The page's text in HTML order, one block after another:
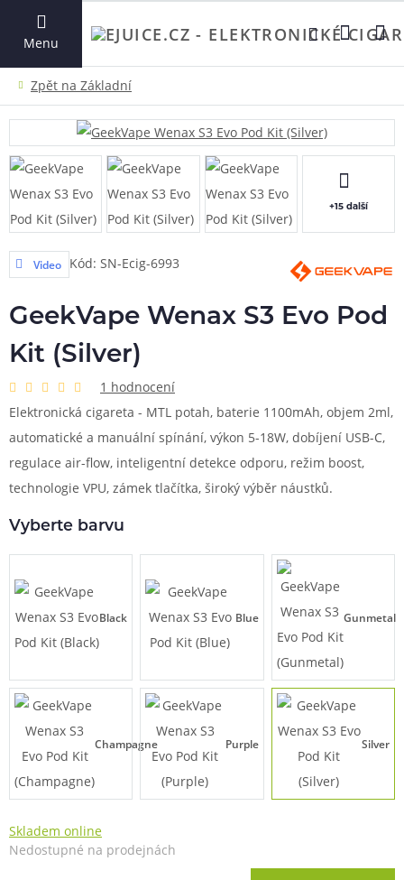
Menu
VYHLEDAT
+15 další
Video Kód: SN-Ecig-6993
GeekVape Wenax S3 Evo Pod
Kit (Silver)
1 hodnocení
Elektronická cigareta - MTL potah, baterie 1100mAh, objem 2ml,
automatické a manuální spínání, výkon 5-18W, dobíjení USB-C,
regulace air-flow, inteligentní detekce odporu, režim boost,
technologie VPU, zámek tlačítka, široký výběr náustků.
Vyberte barvu
Black Blue Gunmetal
Champagne Purple Silver
Skladem online
Nedostupné na prodejnách